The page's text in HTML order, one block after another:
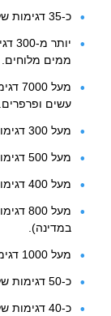
כ-35 דגימות של אלמוגים אדומים.
ממים מלוחים.
מעל
עשים ופרפרים.
מעל 300 דגימות של דגים.
מעל 500 דגימות של דו-חיים.
מעל 400 דגימות של זוחלים.
מעל
במדינה).
מעל 1000 דגימות של יונקים.
כ-50 דגימות של מכרסמים.
כ-40 דגימות של עטלפים.